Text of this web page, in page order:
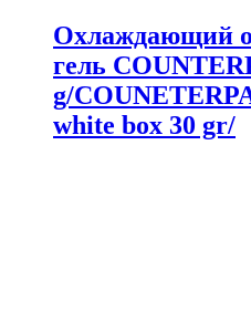
Охлаждающий
гель
g/
white box 30 gr/